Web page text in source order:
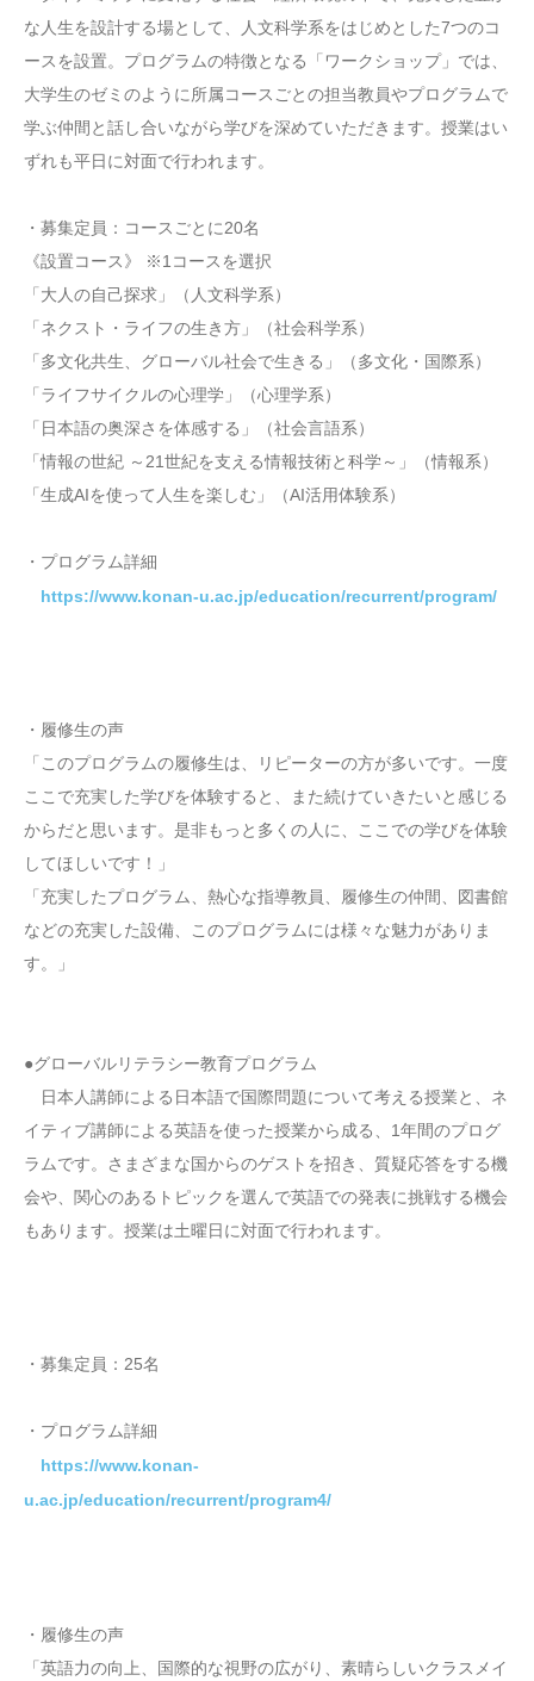
な人生を設計する場として、人文科学系をはじめとした7つのコ
ースを設置。プログラムの特徴となる「ワークショップ」では、
大学生のゼミのように所属コースごとの担当教員やプログラムで
学ぶ仲間と話し合いながら学びを深めていただきます。授業はい
ずれも平日に対面で行われます。
・募集定員：コースごとに20名
《設置コース》 ※1コースを選択
「大人の自己探求」（人文科学系）
「ネクスト・ライフの生き方」（社会科学系）
「多文化共生、グローバル社会で生きる」（多文化・国際系）
「ライフサイクルの心理学」（心理学系）
「日本語の奥深さを体感する」（社会言語系）
「情報の世紀 ～21世紀を支える情報技術と科学～」（情報系）
「生成AIを使って人生を楽しむ」（AI活用体験系）
・プログラム詳細
https://www.konan-u.ac.jp/education/recurrent/program/
・履修生の声
「このプログラムの履修生は、リピーターの方が多いです。一度
ここで充実した学びを体験すると、また続けていきたいと感じる
からだと思います。是非もっと多くの人に、ここでの学びを体験
してほしいです！」
「充実したプログラム、熱心な指導教員、履修生の仲間、図書館
などの充実した設備、このプログラムには様々な魅力がありま
す。」
●グローバルリテラシー教育プログラム
日本人講師による日本語で国際問題について考える授業と、ネ
イティブ講師による英語を使った授業から成る、1年間のプログ
ラムです。さまざまな国からのゲストを招き、質疑応答をする機
会や、関心のあるトピックを選んで英語での発表に挑戦する機会
もあります。授業は土曜日に対面で行われます。
・募集定員：25名
・プログラム詳細
https://www.konan-
u.ac.jp/education/recurrent/program4/
・履修生の声
「英語力の向上、国際的な視野の広がり、素晴らしいクラスメイ